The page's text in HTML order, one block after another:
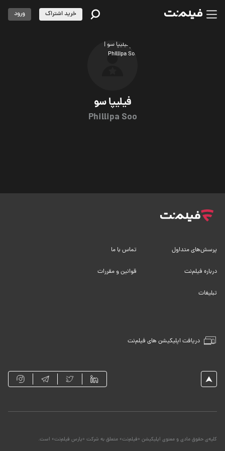
فیلیپا سو
Phillipa Soo
خرید اشتراک ورود
دریافت اپلیکیشن های فیلم‌نت
پرسش‌های متداول تماس با ما
درباره فیلم‌نت قوانین و مقررات
تبلیغات
کلیه‌ی حقوق مادی و معنوی اپلیکیشن «فیلم‌نت» متعلق به شرکت «پارس فیلم‌نت» است.